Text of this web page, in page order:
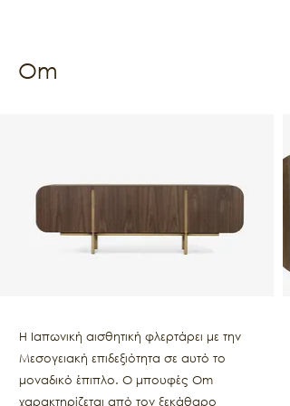
Om
Η Ιαπωνική αισθητική φλερτάρει με την
Μεσογειακή επιδεξιότητα σε αυτό το
μοναδικό έπιπλο. Ο μπουφές Om
χαρακτηρίζεται από τον ξεκάθαρο